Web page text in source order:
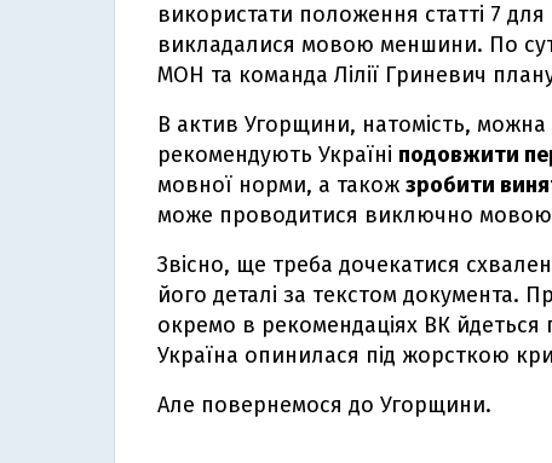
використати положення статті 7
викладалися мовою меншини. По
МОН та команда Лілії Гриневич
В актив Угорщини, натомість,
рекомендують Україні подовжити
мовної норми, а також зробити
може проводитися виключно
Звісно, ще треба дочекатися
його деталі за текстом документа.
окремо в рекомендаціях ВК йдеться
Україна опинилася під жорсткою
Але повернемося до Угорщини.